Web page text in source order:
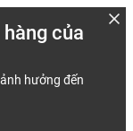
của
hưởng đến